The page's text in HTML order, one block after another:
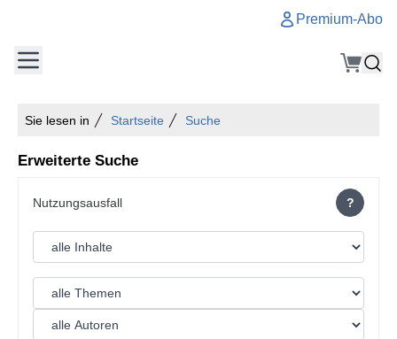
Premium-Abo
Sie lesen in Startseite Suche
Erweiterte Suche
?